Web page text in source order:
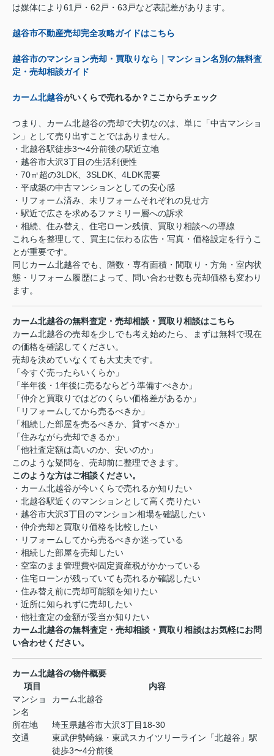
は媒体により61戸・62戸・63戸など表記差があります。
越谷市不動産売却完全攻略ガイドはこちら
越谷市のマンション売却・買取りなら｜マンション名別の無料査
定・売却相談ガイド
カーム北越谷がいくらで売れるか？ここからチェック
つまり、カーム北越谷の売却で大切なのは、単に「中古マンショ
ン」として売り出すことではありません。
・北越谷駅徒歩3〜4分前後の駅近立地
・越谷市大沢3丁目の生活利便性
・70㎡超の3LDK、3SLDK、4LDK需要
・平成築の中古マンションとしての安心感
・リフォーム済み、未リフォームそれぞれの見せ方
・駅近で広さを求めるファミリー層への訴求
・相続、住み替え、住宅ローン残債、買取り相談への導線
これらを整理して、買主に伝わる広告・写真・価格設定を行うこ
とが重要です。
同じカーム北越谷でも、階数・専有面積・間取り・方角・室内状
態・リフォーム履歴によって、問い合わせ数も売却価格も変わり
ます。
カーム北越谷の無料査定・売却相談・買取り相談はこちら
カーム北越谷の売却を少しでも考え始めたら、まずは無料で現在
の価格を確認してください。
売却を決めていなくても大丈夫です。
「今すぐ売ったらいくらか」
「半年後・1年後に売るならどう準備すべきか」
「仲介と買取りではどのくらい価格差があるか」
「リフォームしてから売るべきか」
「相続した部屋を売るべきか、貸すべきか」
「住みながら売却できるか」
「他社査定額は高いのか、安いのか」
このような疑問を、売却前に整理できます。
このような方はご相談ください。
・カーム北越谷が今いくらで売れるか知りたい
・北越谷駅近くのマンションとして高く売りたい
・越谷市大沢3丁目のマンション相場を確認したい
・仲介売却と買取り価格を比較したい
・リフォームしてから売るべきか迷っている
・相続した部屋を売却したい
・空室のまま管理費や固定資産税がかかっている
・住宅ローンが残っていても売れるか確認したい
・住み替え前に売却可能額を知りたい
・近所に知られずに売却したい
・他社査定の金額が妥当か知りたい
カーム北越谷の無料査定・売却相談・買取り相談はお気軽にお問
い合わせください。
カーム北越谷の物件概要
項目
内容
マンショ
ン名
カーム北越谷
所在地
埼玉県越谷市大沢3丁目18-30
交通
東武伊勢崎線・東武スカイツリーライン「北越谷」駅
徒歩3〜4分前後